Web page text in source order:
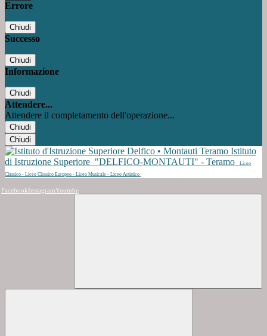
Errore
Chiudi
Successo
Chiudi
Informazione
Chiudi
Attendere...
Attendere il completamento dell'operazione...
Chiudi
Chiudi
Istituto
di Istruzione Superiore "DELFICO-MONTAUTI" - Teramo
Liceo
Classico - Liceo Classico Europeo - Liceo Musicale - Liceo Artistico
Facebook InstagramYoutube